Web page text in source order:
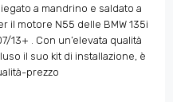
a mandrino e saldato a
il motore N55 delle BMW 135i
13+ . Con un’elevata qualità
il suo kit di installazione, è
prezzo